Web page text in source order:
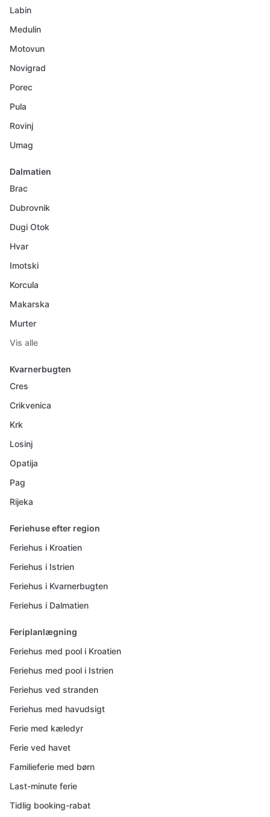
Labin
Medulin
Motovun
Novigrad
Porec
Pula
Rovinj
Umag
Dalmatien
Brac
Dubrovnik
Dugi Otok
Hvar
Imotski
Korcula
Makarska
Murter
Vis alle
Kvarnerbugten
Cres
Crikvenica
Krk
Losinj
Opatija
Pag
Rijeka
Feriehuse efter region
Feriehus i Kroatien
Feriehus i Istrien
Feriehus i Kvarnerbugten
Feriehus i Dalmatien
Feriplanlægning
Feriehus med pool i Kroatien
Feriehus med pool i Istrien
Feriehus ved stranden
Feriehus med havudsigt
Ferie med kæledyr
Ferie ved havet
Familieferie med børn
Last-minute ferie
Tidlig booking-rabat